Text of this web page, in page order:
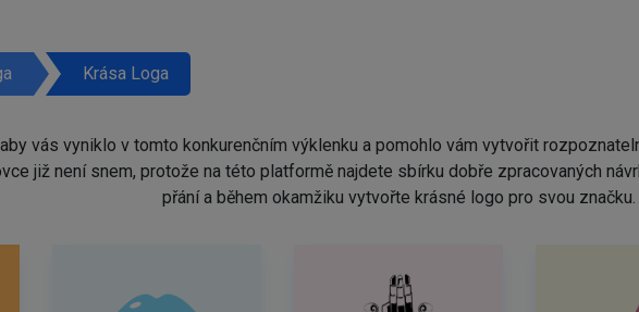
Krása Loga
vás vyniklo v tomto konkurenčním výklenku a pomohlo vám vytvořit
již není snem, protože na této platformě najdete sbírku dobře zpracovaných
přání a během okamžiku vytvořte krásné logo pro svou značku.